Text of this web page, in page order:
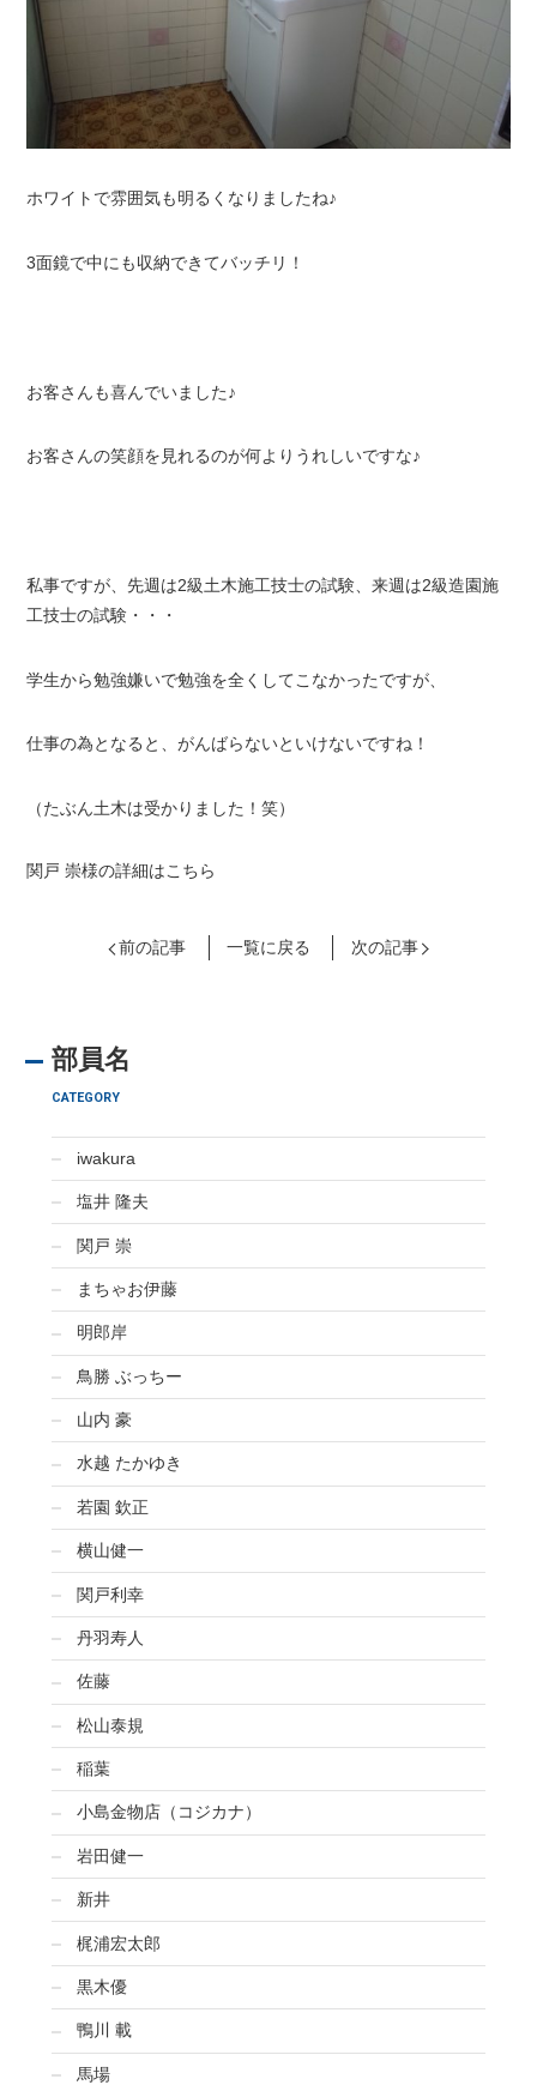
ホワイトで雰囲気も明るくなりましたね♪
3面鏡で中にも収納できてバッチリ！
お客さんも喜んでいました♪
お客さんの笑顔を見れるのが何よりうれしいですな♪
私事ですが、先週は2級土木施工技士の試験、来週は2級造園施
工技士の試験・・・
学生から勉強嫌いで勉強を全くしてこなかったですが、
仕事の為となると、がんばらないといけないですね！
（たぶん土木は受かりました！笑）
関戸 崇様の詳細はこちら
前の記事 一覧に戻る 次の記事
部員名
CATEGORY
iwakura
塩井 隆夫
関戸 崇
まちゃお伊藤
明郎岸
鳥勝 ぶっちー
山内 豪
水越 たかゆき
若園 欽正
横山健一
関戸利幸
丹羽寿人
佐藤
松山泰規
稲葉
小島金物店（コジカナ）
岩田健一
新井
梶浦宏太郎
黒木優
鴨川 載
馬場